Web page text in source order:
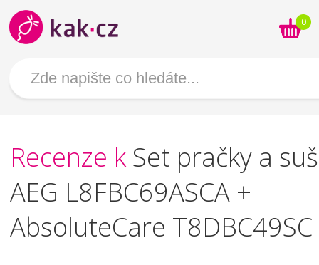
0
Recenze k Set pračky a
AEG L8FBC69ASCA +
AbsoluteCare T8DBC49SC